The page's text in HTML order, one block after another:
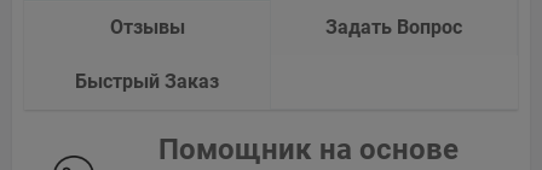
Отзывы Задать Вопрос
Быстрый Заказ
Помощник на основе